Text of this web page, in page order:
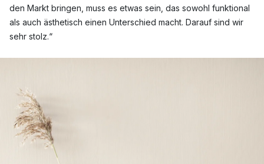
den Markt bringen, muss es etwas sein, das sowohl funktional
als auch ästhetisch einen Unterschied macht. Darauf sind wir
sehr stolz.“